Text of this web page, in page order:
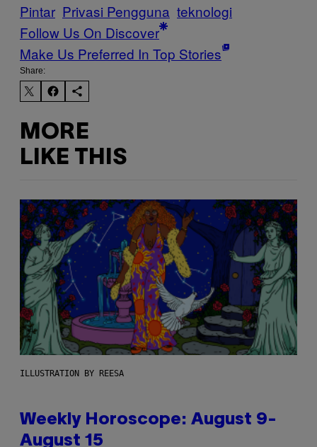
Pintar Privasi Pengguna teknologi
Follow Us On Discover
Make Us Preferred In Top Stories
Share:
MORE
LIKE THIS
ILLUSTRATION BY REESA
Weekly Horoscope: August 9-
August 15